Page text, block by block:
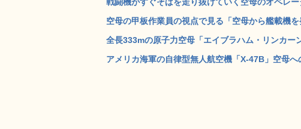
空母の甲板作業員の視点で見る「空母から艦載機
全長333mの原子力空母「エイブラハム・リンカー
アメリカ海軍の自律型無人航空機「X-47B」空母